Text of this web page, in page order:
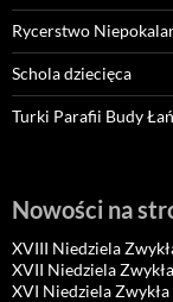
Rycerstwo
Schola dziecięca
Turki Parafii Budy
Nowości na
XVIII Niedziela
XVII Niedziela
XVI Niedziela